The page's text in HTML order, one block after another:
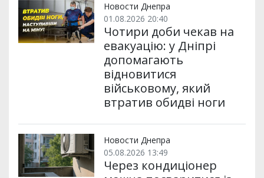
Новости Днепра
01.08.2026 20:40
Чотири доби чекав на
евакуацію: у Дніпрі
допомагають
відновитися
військовому, який
втратив обидві ноги
Новости Днепра
05.08.2026 13:49
Через кондиціонер